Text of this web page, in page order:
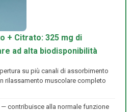
+ Citrato: 325 mg di
ad alta biodisponibilità
su più canali di assorbimento
rilassamento muscolare completo
— contribuisce alla normale funzione